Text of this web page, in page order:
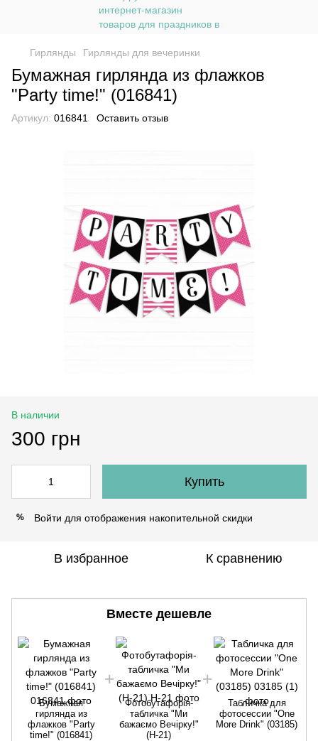
Гирлянды Гирлянды для вечеринки
Бумажная гирлянда из флажков
"Party time!" (016841)
Артикул: 016841 Оставить отзыв
В наличии
300 грн
Купить
% Войти для отображения накопительной скидки
В избранное К сравнению
Вместе дешевле
Бумажная
гирлянда из
флажков "Party
time!" (016841)
Фотобутафорія-
табличка "Ми
бажаємо Вечірку!"
(H-21)
Табличка для
фотосессии "One
More Drink" (03185)